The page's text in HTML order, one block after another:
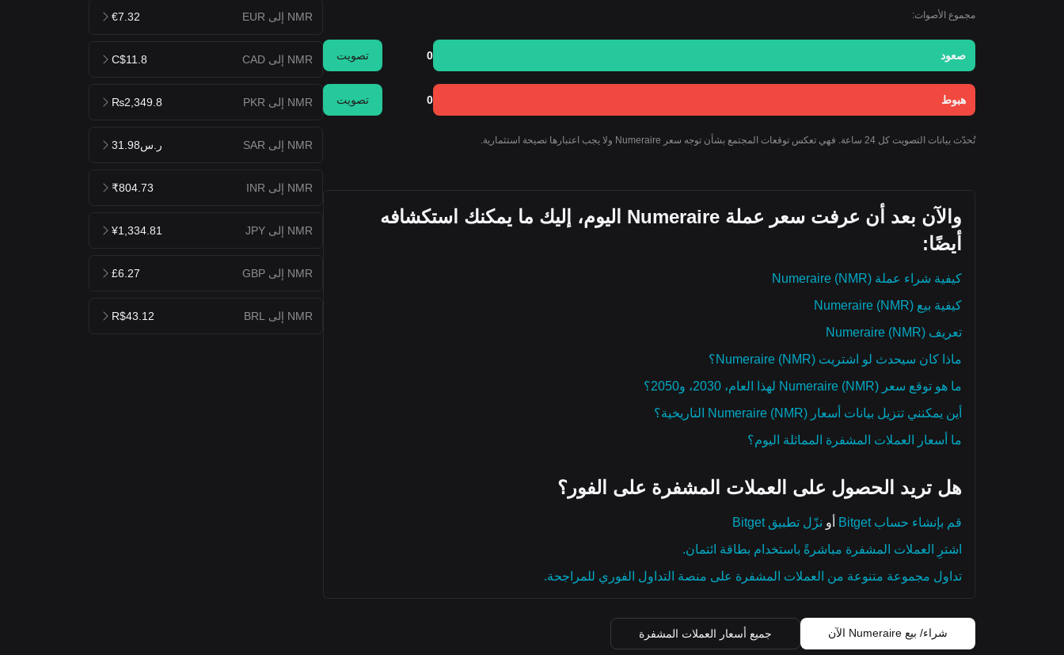
مجموع الأصوات:
صعود 0 تصويت
هبوط 0 تصويت
تُحدّث بيانات التصويت كل 24 ساعة. فهي تعكس توقعات المجتمع بشأن توجه سعر Numeraire ولا يجب اعتبارها نصيحة استثمارية.
والآن بعد أن عرفت سعر عملة Numeraire اليوم، إليك ما يمكنك استكشافه
أيضًا:
كيفية شراء عملة Numeraire (NMR)
كيفية بيع Numeraire (NMR)
تعريف Numeraire (NMR)
ماذا كان سيحدث لو اشتريت Numeraire (NMR)؟
ما هو توقع سعر Numeraire (NMR) لهذا العام، 2030، و2050؟
أين يمكنني تنزيل بيانات أسعار Numeraire (NMR) التاريخية؟
ما أسعار العملات المشفرة المماثلة اليوم؟
هل تريد الحصول على العملات المشفرة على الفور؟
قم بإنشاء حساب Bitget أو نزّل تطبيق Bitget
اشترِ العملات المشفرة مباشرةً باستخدام بطاقة ائتمان.
تداول مجموعة متنوعة من العملات المشفرة على منصة التداول الفوري للمراجحة.
شراء/ بيع Numeraire الآن جميع أسعار العملات المشفرة
NMR إلى EUR €7.32
NMR إلى CAD C$11.8
NMR إلى PKR ₨2,349.8
NMR إلى SAR ر.س31.98
NMR إلى INR ₹804.73
NMR إلى JPY ¥1,334.81
NMR إلى GBP £6.27
NMR إلى BRL R$43.12